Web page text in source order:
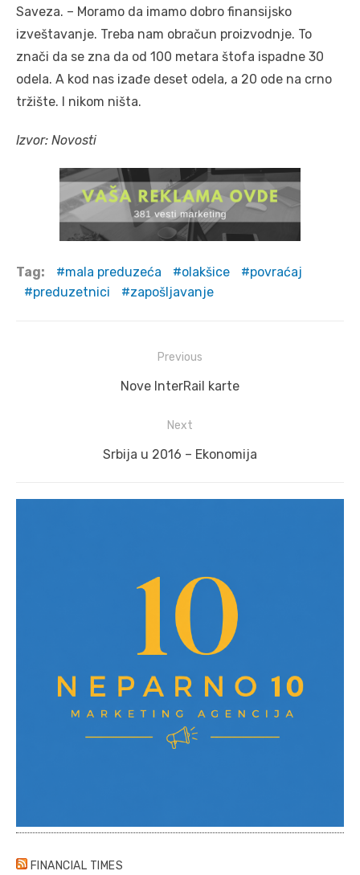
Saveza. – Moramo da imamo dobro finansijsko
izveštavanje. Treba nam obračun proizvodnje. To
znači da se zna da od 100 metara štofa ispadne 30
odela. A kod nas izađe deset odela, a 20 ode na crno
tržište. I nikom ništa.
Izvor: Novosti
Tag: mala preduzeća olakšice
povraćaj
preduzetnici
zapošljavanje
Previous
Previous
Nove InterRail karte
Next
Next
Srbija u 2016 – Ekonomija
FINANCIAL TIMES